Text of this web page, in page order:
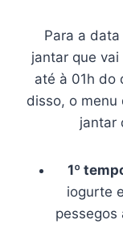
Para a
jantar que
até à 01h do
disso, o menu
jantar
1º
iogurte
pessegos